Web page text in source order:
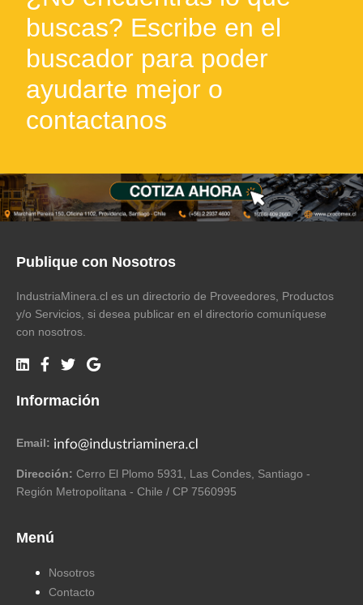
buscas? Escribe en el
buscador para poder
ayudarte mejor o
contactanos
Publique con Nosotros
IndustriaMinera.cl es un directorio de Proveedores, Productos
y/o Servicios, si desea publicar en el directorio comuníquese
con nosotros.
Información
Email:
Dirección: Cerro El Plomo 5931, Las Condes, Santiago -
Región Metropolitana - Chile / CP 7560995
Menú
Nosotros
Contacto